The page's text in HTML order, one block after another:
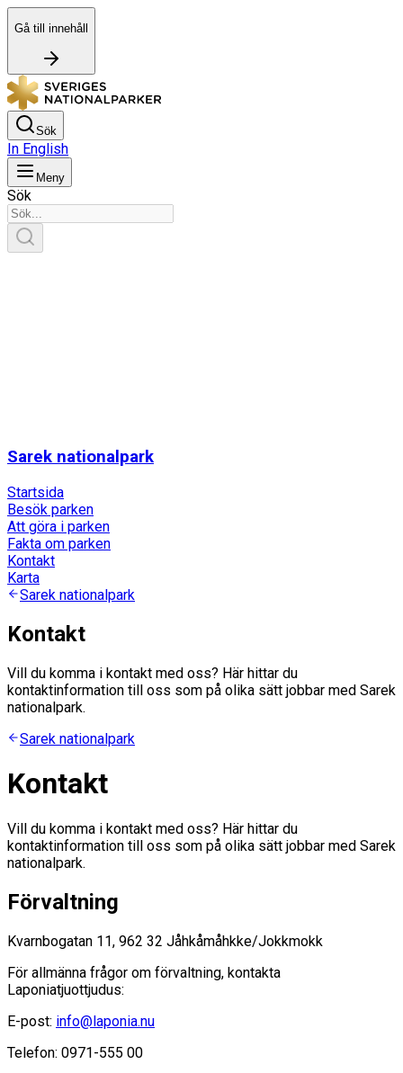
Gå till innehåll
Sök
In English
Meny
Sök
Sarek nationalpark
Startsida
Besök parken
Att göra i parken
Fakta om parken
Kontakt
Karta
Sarek nationalpark
Kontakt
Vill du komma i kontakt med oss? Här hittar du
kontaktinformation till oss som på olika sätt jobbar med Sarek
nationalpark.
Sarek nationalpark
Kontakt
Vill du komma i kontakt med oss? Här hittar du
kontaktinformation till oss som på olika sätt jobbar med Sarek
nationalpark.
Förvaltning
Kvarnbogatan 11, 962 32 Jåhkåmåhkke/Jokkmokk
För allmänna frågor om förvaltning, kontakta
Laponiatjuottjudus:
E-post: info@laponia.nu
Telefon: 0971-555 00